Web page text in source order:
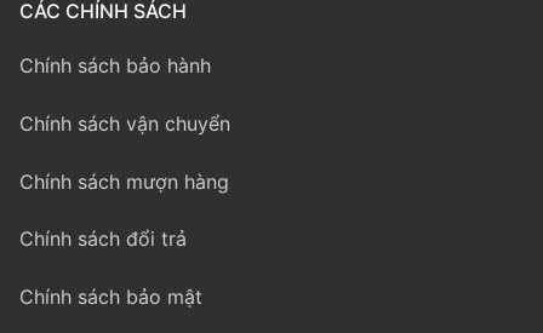
CÁC CHÍNH SÁCH
Chính sách bảo hành
Chính sách vận chuyển
Chính sách mượn hàng
Chính sách đổi trả
Chính sách bảo mật